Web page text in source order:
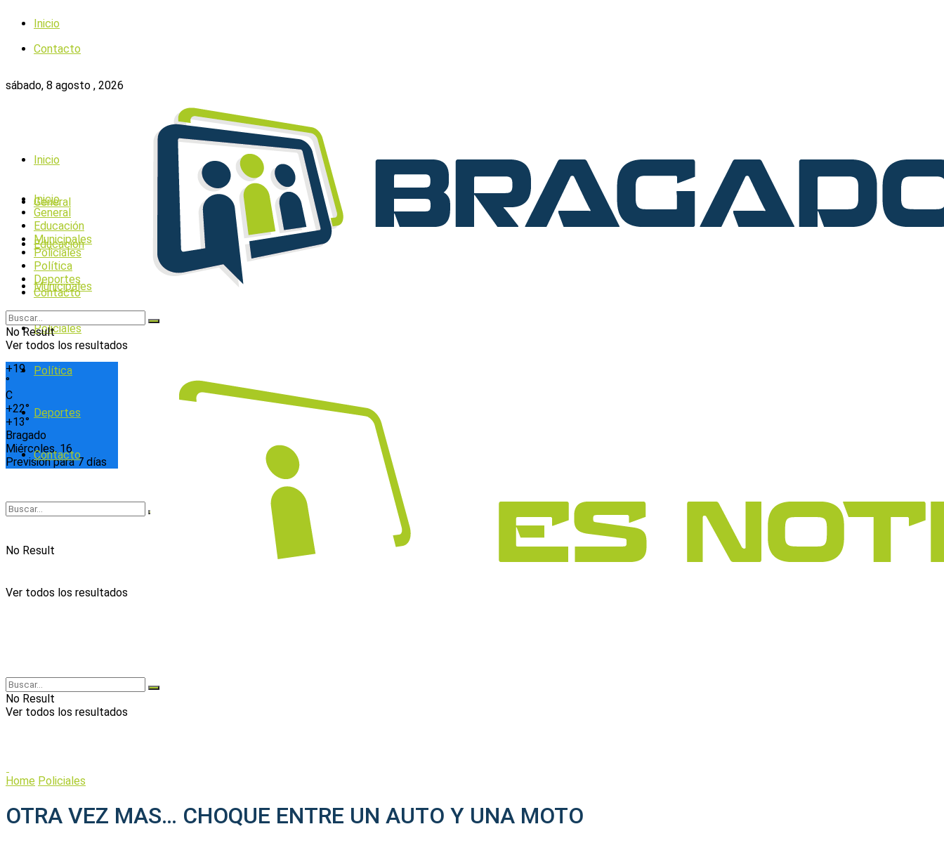
Inicio
Contacto
sábado, 8 agosto , 2026
+19
°
C
+22°
+13°
Bragado
Miércoles, 16
Previsión para 7 días
Inicio
General
Educación
Municipales
Policiales
Política
Deportes
Contacto
No Result
Ver todos los resultados
Inicio
General
Educación
Municipales
Policiales
Política
Deportes
Contacto
No Result
Ver todos los resultados
No Result
Ver todos los resultados
Home Policiales
OTRA VEZ MAS… CHOQUE ENTRE UN AUTO Y UNA MOTO